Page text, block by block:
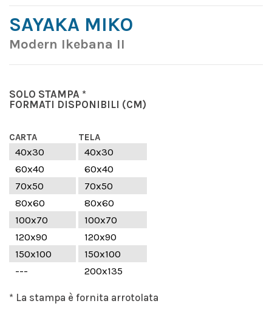
SAYAKA MIKO
Modern Ikebana II
SOLO STAMPA *
FORMATI DISPONIBILI (CM)
CARTA TELA
40x30
40x30
60x40
60x40
70x50
70x50
80x60
80x60
100x70
100x70
120x90
120x90
150x100
150x100
---
200x135
* La stampa è fornita arrotolata